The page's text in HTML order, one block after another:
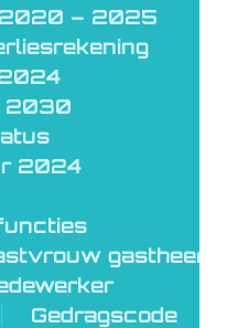
2020 – 2025
2030
2024
gastheer
Gedragscode